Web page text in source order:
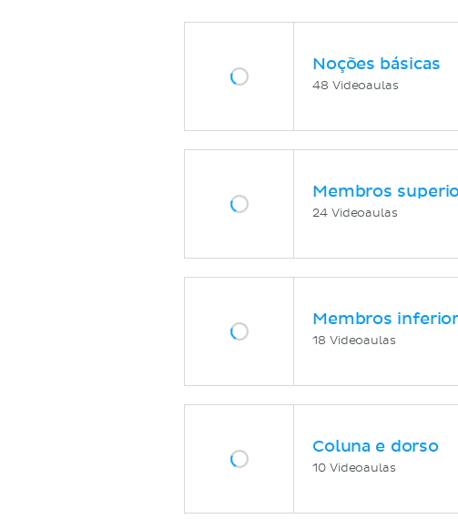
Noções básicas
48 Videoaulas
Membros
24 Videoaulas
Membros
18 Videoaulas
Coluna e dorso
10 Videoaulas